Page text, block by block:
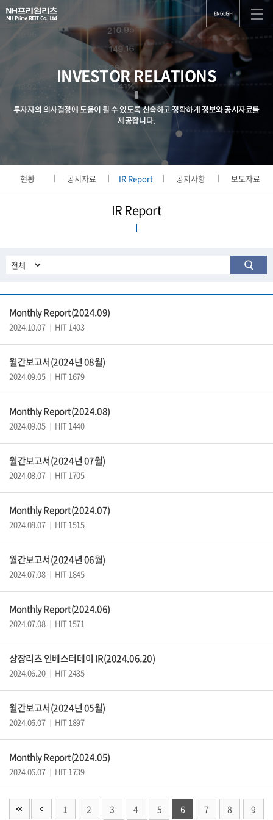
ENGLISH
INVESTOR RELATIONS
투자자의 의사결정에 도움이 될 수 있도록 신속하고 정확하게 정보와 공시자료를
제공합니다.
현황 공시자료 IR Report 공지사항 보도자료
IR Report
Monthly Report(2024.09)
2024.10.07 HIT 1403
월간보고서(2024년 08월)
2024.09.05 HIT 1679
Monthly Report(2024.08)
2024.09.05 HIT 1440
월간보고서(2024년 07월)
2024.08.07 HIT 1705
Monthly Report(2024.07)
2024.08.07 HIT 1515
월간보고서(2024년 06월)
2024.07.08 HIT 1845
Monthly Report(2024.06)
2024.07.08 HIT 1571
상장리츠 인베스터데이 IR(2024.06.20)
2024.06.20 HIT 2435
월간보고서(2024년 05월)
2024.06.07 HIT 1897
Monthly Report(2024.05)
2024.06.07 HIT 1739
1 2 3 4 5 6 7 8 9